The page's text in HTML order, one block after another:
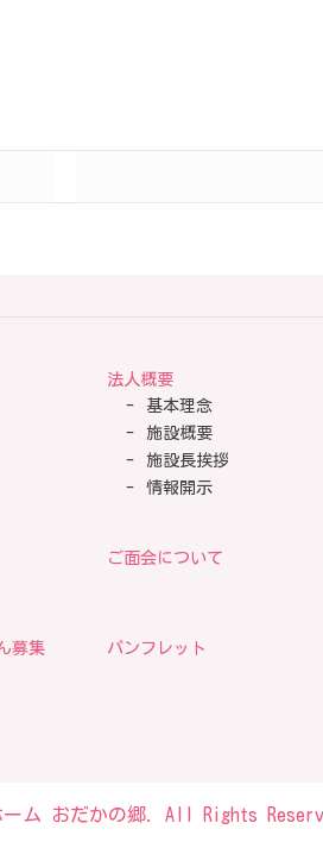
法人概要
基本理念
施設概要
施設長挨拶
情報開示
ご面会について
募集 パンフレット
ム おだかの郷. All Rights